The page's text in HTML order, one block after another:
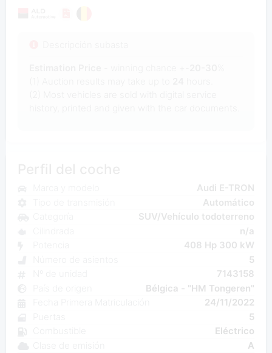
Audi E-TRON
Automático
SUV/Vehículo todoterreno
n/a
408 Hp 300 kW
5
7143158
Bélgica - "HM Tongeren"
24/11/2022
5
Eléctrico
A